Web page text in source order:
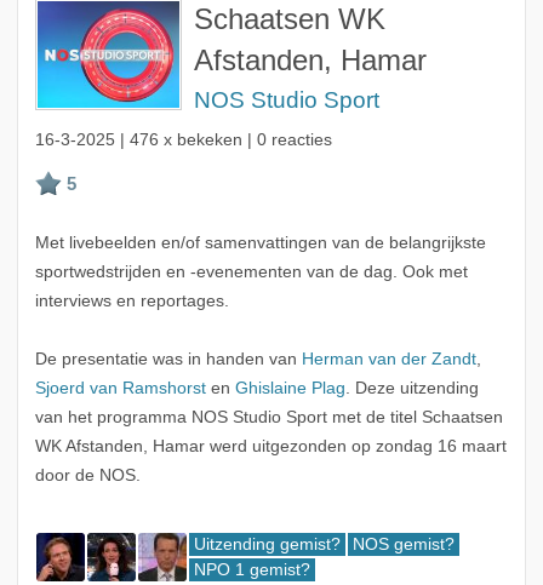
Schaatsen WK
Afstanden, Hamar
NOS Studio Sport
16-3-2025 | 476 x bekeken | 0 reacties
Met livebeelden en/of samenvattingen van de belangrijkste
sportwedstrijden en -evenementen van de dag. Ook met
interviews en reportages.
De presentatie was in handen van Herman van der Zandt,
Sjoerd van Ramshorsten Ghislaine Plag. Deze uitzending
van het programma NOS Studio Sport met de titel Schaatsen
WK Afstanden, Hamar werd uitgezonden op zondag 16 maart
door de NOS.
Uitzending gemist?
NOS gemist?
NPO 1 gemist?